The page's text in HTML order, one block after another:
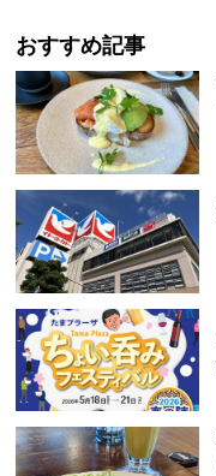
おすすめ記事